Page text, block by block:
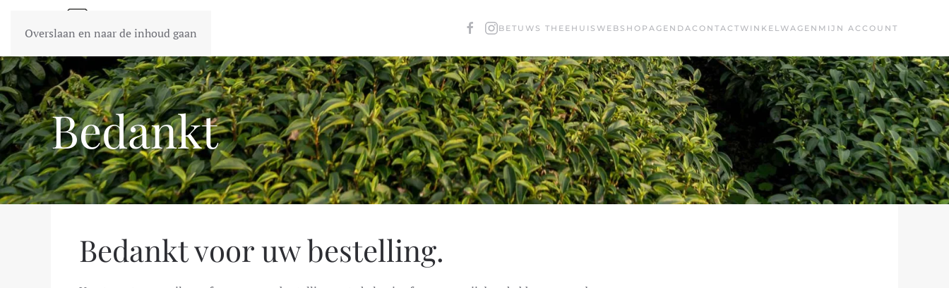
Overslaan en naar de inhoud gaan BETUWS THEEHUIS WEBSHOP AGENDACONTACTWINKELWAGEN MIJN ACCOUNT
Bedankt
Bedankt voor uw bestelling.